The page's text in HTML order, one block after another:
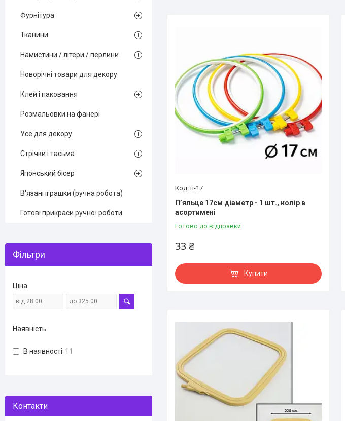
п-17
П’яльце 17см діаметр - 1 шт., колір в
асортимені
Готово до відправки
33 ₴
Купити
Фурнітура
Тканини
Намистини / літери / перлини
Новорічні товари для декору
Клей і паковання
Розмальовки на фанері
Усе для декору
Стрічки і тасьма
Японський бісер
В'язані іграшки (ручна робота)
Готові прикраси ручної роботи
Фільтри
Ціна
Наявність
В наявності 11